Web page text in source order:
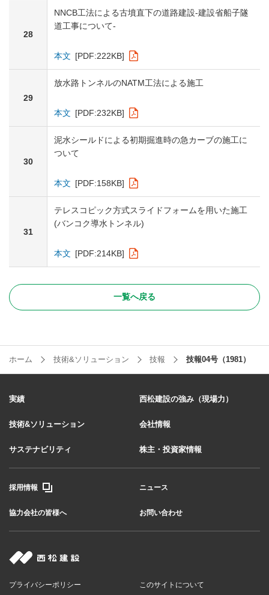
28
NNCB工法による古墳直下の道路建設-建設省船子隧
道工事について-
本文 [PDF:222KB]
29
放水路トンネルのNATM工法による施工
本文 [PDF:232KB]
30
泥水シールドによる初期掘進時の急カーブの施工に
ついて
本文 [PDF:158KB]
31
テレスコピック方式スライドフォームを用いた施工
(バンコク導水トンネル)
本文 [PDF:214KB]
一覧へ戻る
ホーム 技術&ソリューション 技報 技報04号（1981）
実績 西松建設の強み（現場力）
技術&ソリューション 会社情報
サステナビリティ 株主・投資家情報
採用情報 ニュース
協力会社の皆様へ お問い合わせ
プライバシーポリシー このサイトについて